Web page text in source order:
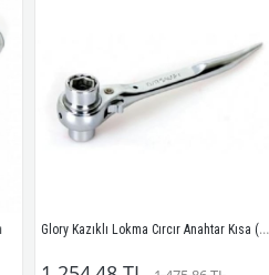
Glory Kazıklı Lokma Cırcır Anahtar Kısa (Dört Ölçü) 17X21-19X24mm